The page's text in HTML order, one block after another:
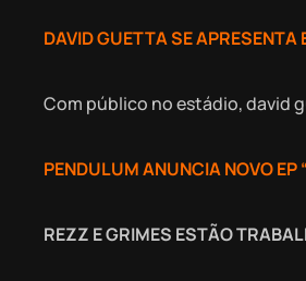
DAVID GUETTA SE APRESENTA
Com público no estádio, david
PENDULUM ANUNCIA NOVO EP
REZZ E GRIMES ESTÃO